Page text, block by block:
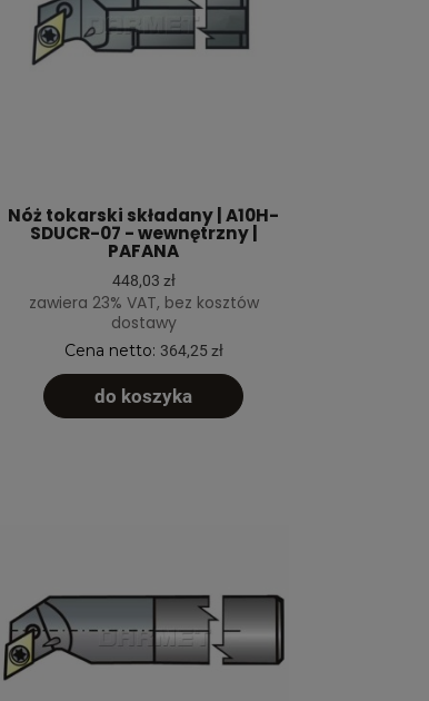
Nóż tokarski składany | A10H-
SDUCR-07 - wewnętrzny |
PAFANA
448,03 zł
zawiera 23% VAT, bez kosztów
dostawy
Cena netto: 364,25 zł
do koszyka